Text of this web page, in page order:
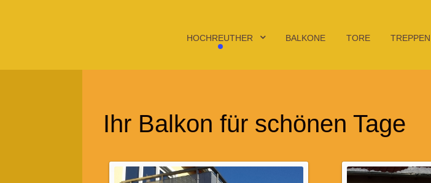
HOCHREUTHER BALKONE TORE TREPPEN
Ihr Balkon für schönen Tage